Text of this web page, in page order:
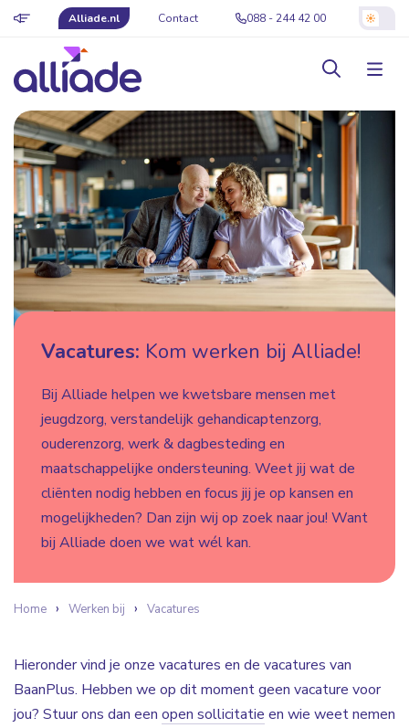
Alliade.nl Contact 088 - 244 42 00
Vacatures: Kom werken bij Alliade!
Bij Alliade helpen we kwetsbare mensen met
jeugdzorg, verstandelijk gehandicaptenzorg,
ouderenzorg, werk & dagbesteding en
maatschappelijke ondersteuning. Weet jij wat de
cliënten nodig hebben en focus jij je op kansen en
mogelijkheden? Dan zijn wij op zoek naar jou! Want
bij Alliade doen we wat wél kan.
Home Werken bij Vacatures
Hieronder vind je onze vacatures en de vacatures van
BaanPlus. Hebben we op dit moment geen vacature voor
jou? Stuur ons dan een open sollicitatie en wie weet nemen